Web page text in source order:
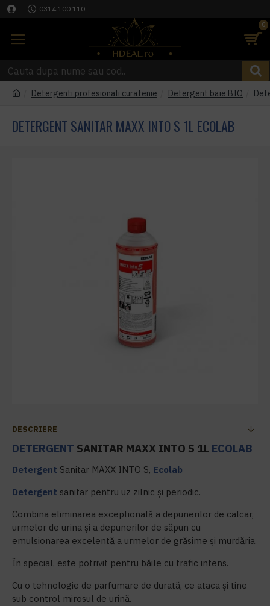
0314 100 110
0
Detergenti profesionali curatenie Detergent baie BIO
DETERGENT SANITAR MAXX INTO S 1L ECOLAB
DESCRIERE
DETERGENT SANITAR MAXX INTO S 1L ECOLAB
Detergent Sanitar MAXX INTO S, Ecolab
Detergent sanitar pentru uz zilnic și periodic.
Combina eliminarea exceptională a depunerilor de calcar,
urmelor de urina și a depunerilor de săpun cu
emulsionarea excelentă a urmelor de grăsime și murdăria.
În special, este potrivit pentru băile cu trafic intens.
Cu o tehnologie de parfumare de durată, ce ataca și tine
sub control mirosul de urină.